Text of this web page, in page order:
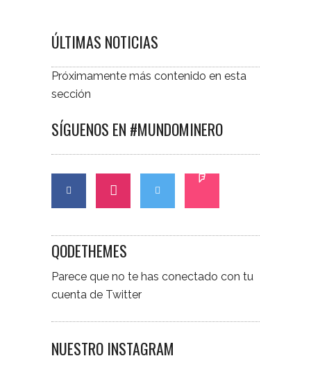
ÚLTIMAS NOTICIAS
Próximamente más contenido en esta
sección
SÍGUENOS EN #MUNDOMINERO
QODETHEMES
Parece que no te has conectado con tu
cuenta de Twitter
NUESTRO INSTAGRAM